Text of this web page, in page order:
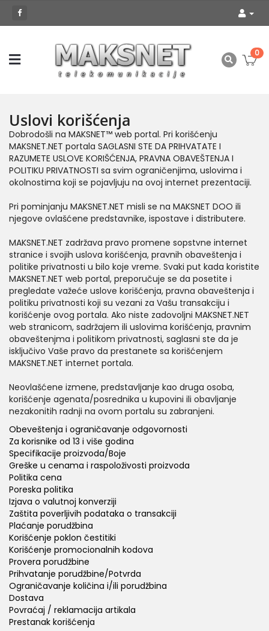
0
Uslovi korišćenja
Dobrodošli na MAKSNET™ web portal. Pri korišćenju
MAKSNET.NET portala SAGLASNI STE DA PRIHVATATE I
RAZUMETE USLOVE KORIŠĆENJA, PRAVNA OBAVEŠTENJA I
POLITIKU PRIVATNOSTI sa svim ograničenjima, uslovima i
okolnostima koji se pojavljuju na ovoj internet prezentaciji.
Pri pominjanju MAKSNET.NET misli se na MAKSNET DOO ili
njegove ovlašćene predstavnike, ispostave i distributere.
MAKSNET.NET zadržava pravo promene sopstvne internet
stranice i svojih uslova korišćenja, pravnih obaveštenja i
politike privatnosti u bilo koje vreme. Svaki put kada koristite
MAKSNET.NET web portal, preporučuje se da posetite i
pregledate važeće uslove korišćenja, pravna obaveštenja i
politiku privatnosti koji su vezani za Vašu transakciju i
korišćenje ovog portala. Ako niste zadovoljni MAKSNET.NET
web stranicom, sadržajem ili uslovima korišćenja, pravnim
obaveštenjma i politikom privatnosti, saglasni ste da je
isključivo Vaše pravo da prestanete sa korišćenjem
MAKSNET.NET internet portala.
Neovlašćene izmene, predstavljanje kao druga osoba,
korišćenje agenata/posrednika u kupovini ili obavljanje
nezakonitih radnji na ovom portalu su zabranjeni.
Obeveštenja i ograničavanje odgovornosti
Za korisnike od 13 i više godina
Specifikacije proizvoda/Boje
Greške u cenama i raspoloživosti proizvoda
Politika cena
Poreska politika
Izjava o valutnoj konverziji
Zaštita poverljivih podataka o transakciji
Plaćanje porudžbina
Korišćenje poklon čestitiki
Korišćenje promocionalnih kodova
Provera porudžbine
Prihvatanje porudžbine/Potvrda
Ograničavanje količina i/ili porudžbina
Dostava
Povraćaj / reklamacija artikala
Prestanak korišćenja